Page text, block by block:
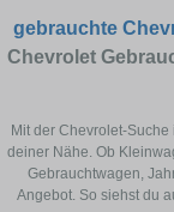
gebrauchte
Chevrolet
Mit der Chevrolet-
deiner Nähe. Ob
Gebrauchtwagen,
Angebot. So siehst du